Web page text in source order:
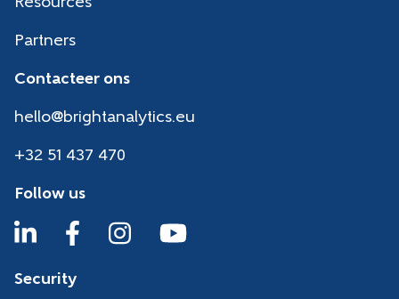
Partners
Contacteer ons
hello@brightanalytics.eu
+32 51 437 470
Follow us
Security